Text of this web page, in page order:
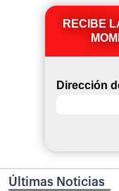
RECIBE
Dirección
Últimas Noticias